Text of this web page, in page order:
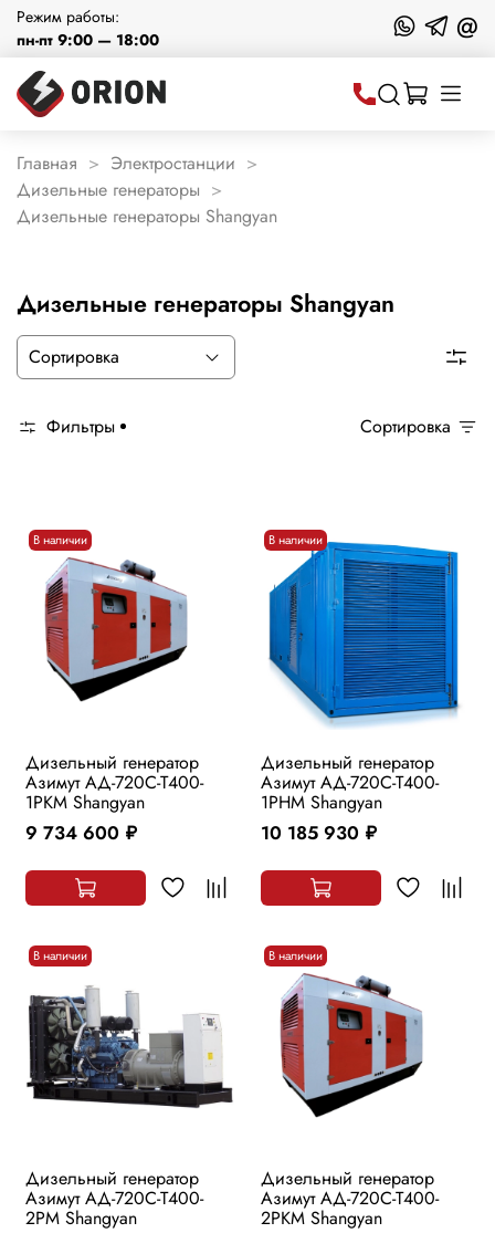
Режим работы:
пн-пт 9:00 — 18:00
@
Главная
Электростанции
Дизельные генераторы
Дизельные генераторы Shangyan
Дизельные генераторы Shangyan
Фильтры Сортировка
В наличии
Дизельный генератор
Азимут АД-720С-Т400-
1РKМ Shangyan
9 734 600 руб.
В наличии
Дизельный генератор
Азимут АД-720С-Т400-
1РHМ Shangyan
10 185 930 руб.
В наличии
Дизельный генератор
Азимут АД-720С-Т400-
2РМ Shangyan
В наличии
Дизельный генератор
Азимут АД-720С-Т400-
2РKМ Shangyan